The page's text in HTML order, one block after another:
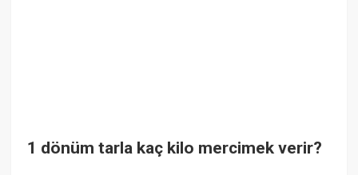
1 dönüm tarla kaç kilo mercimek verir?